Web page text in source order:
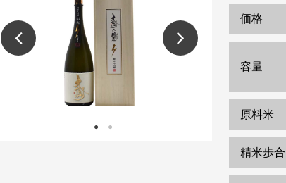
価格
容量
原料米
精米歩合